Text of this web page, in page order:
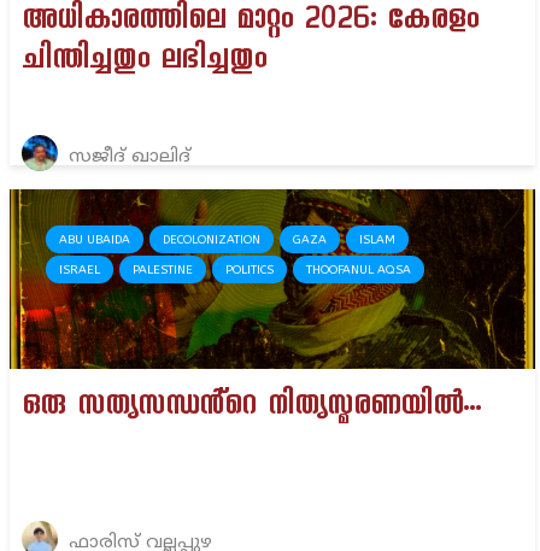
അധികാരത്തിലെ മാറ്റം 2026: കേരളം
ചിന്തിച്ചതും ലഭിച്ചതും
സജീദ് ഖാലിദ്
ABU UBAIDA DECOLONIZATION GAZA ISLAM
ISRAEL PALESTINE POLITICS THOOFANUL AQSA
ഒരു സത്യസന്ധൻ്റെ നിത്യസ്മരണയിൽ…
ഫാരിസ് വല്ലപ്പുഴ